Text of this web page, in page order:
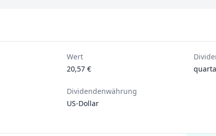
Wert
20,57 €
Dividendenwährung
US-Dollar